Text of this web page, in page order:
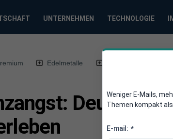
UNTERNEHMEN TECHNOLOGIE
Edelmetalle
Deutsche
Weniger E-Mails,
Themen kompakt
E-mail: *